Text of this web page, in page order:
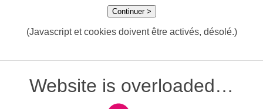
Continuer >
(Javascript et cookies doivent être activés, désolé.)
Website is overloaded…